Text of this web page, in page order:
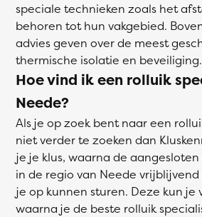
speciale technieken zoals het
behoren tot hun vakgebied.
advies geven over de meest
thermische isolatie en beveiliging.
Hoe vind ik een rolluik
Neede?
Als je op zoek bent naar een
niet verder te zoeken dan
je je klus, waarna de
in de regio van Neede
je op kunnen sturen. Deze kun je
waarna je de beste rolluik